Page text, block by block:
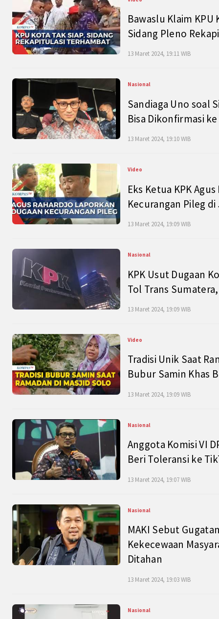
Bawaslu Klaim
Sidang Pleno
13 Maret 2024, 19:11 WIB
Nasional
Sandiaga Uno soal
Bisa Dikonfirmasi
13 Maret 2024, 19:10 WIB
Video
Eks Ketua KPK
Kecurangan Pileg
13 Maret 2024, 19:09 WIB
Nasional
KPK Usut Dugaan
Tol Trans
13 Maret 2024, 19:09 WIB
Video
Tradisi Unik Saat
Bubur Samin Khas
13 Maret 2024, 19:09 WIB
Nasional
Anggota Komisi VI
Beri Toleransi ke
13 Maret 2024, 19:07 WIB
Nasional
MAKI Sebut
Kekecewaan
Ditahan
13 Maret 2024, 19:03 WIB
Nasional